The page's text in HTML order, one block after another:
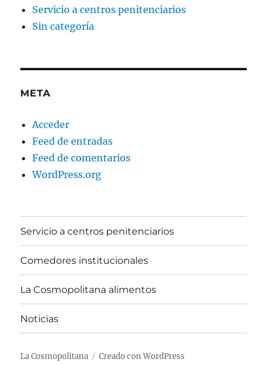
Servicio a centros penitenciarios
Sin categoría
META
Acceder
Feed de entradas
Feed de comentarios
WordPress.org
Servicio a centros penitenciarios
Comedores institucionales
La Cosmopolitana alimentos
Noticias
La Cosmopolitana Creado con WordPress